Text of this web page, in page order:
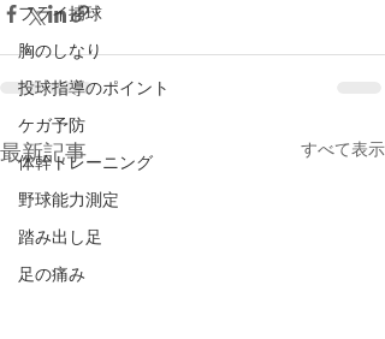
フライ捕球
胸のしなり
投球指導のポイント
ケガ予防
体幹トレーニング
野球能力測定
踏み出し足
足の痛み
最新記事 すべて表示